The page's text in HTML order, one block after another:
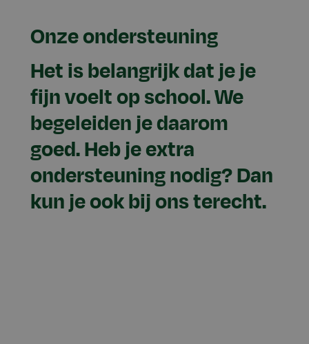
Onze ondersteuning
Het is belangrijk dat je je
fijn voelt op school. We
begeleiden je daarom
goed. Heb je extra
ondersteuning nodig? Dan
kun je ook bij ons terecht.